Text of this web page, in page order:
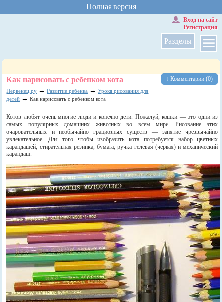
Полная версия
Разделы
Вход на сайт
Регистрация
↓ Комментарии (0)
Как нарисовать с ребенком кота
Первенец.ру → Развитие ребенка → Уроки рисования для
детей → Как нарисовать с ребенком кота
Котов любят очень многие люди и конечно дети. Пожалуй, кошки — это одни из
самых популярных домашних животных во всем мире. Рисование этих
очаровательных и необычайно грациозных существ — занятие чрезвычайно
увлекательное. Для того чтобы изобразить кота потребуется набор цветных
карандашей, стирательная резинка, бумага, ручка гелевая (черная) и механический
карандаш.